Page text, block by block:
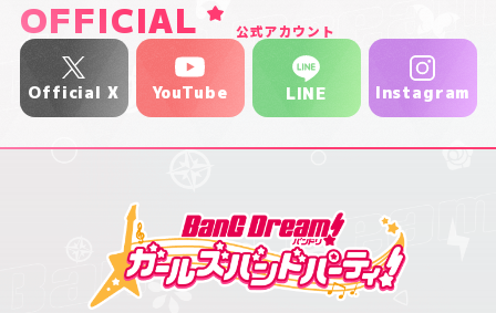
OFFICIAL 公式アカウント
Official X YouTube LINE Instagram